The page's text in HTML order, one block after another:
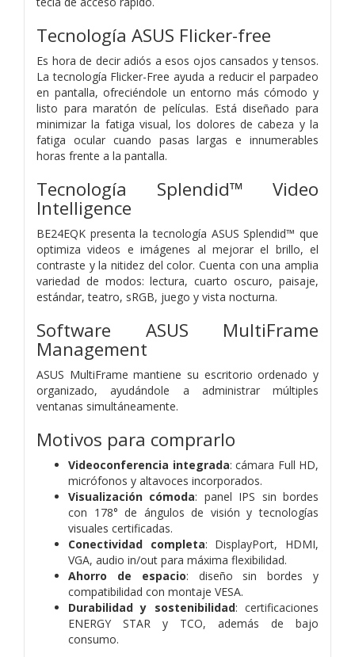
Tecnología ASUS Flicker-free
Es hora de decir adiós a esos ojos cansados y tensos.
La tecnología Flicker-Free ayuda a reducir el parpadeo
en pantalla, ofreciéndole un entorno más cómodo y
listo para maratón de películas. Está diseñado para
minimizar la fatiga visual, los dolores de cabeza y la
fatiga ocular cuando pasas largas e innumerables
horas frente a la pantalla.
Tecnología Splendid™ Video
Intelligence
BE24EQK presenta la tecnología ASUS Splendid™ que
optimiza videos e imágenes al mejorar el brillo, el
contraste y la nitidez del color. Cuenta con una amplia
variedad de modos: lectura, cuarto oscuro, paisaje,
estándar, teatro, sRGB, juego y vista nocturna.
Software ASUS MultiFrame
Management
ASUS MultiFrame mantiene su escritorio ordenado y
organizado, ayudándole a administrar múltiples
ventanas simultáneamente.
Motivos para comprarlo
Videoconferencia integrada: cámara Full HD,
micrófonos y altavoces incorporados.
Visualización cómoda: panel IPS sin bordes
con 178° de ángulos de visión y tecnologías
visuales certificadas.
Conectividad completa: DisplayPort, HDMI,
VGA, audio in/out para máxima flexibilidad.
Ahorro de espacio: diseño sin bordes y
compatibilidad con montaje VESA.
Durabilidad y sostenibilidad: certificaciones
ENERGY STAR y TCO, además de bajo
consumo.